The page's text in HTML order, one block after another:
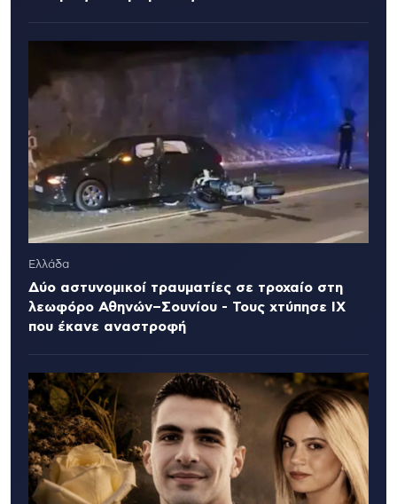
Ελλάδα
Δύο αστυνομικοί τραυματίες σε τροχαίο στη
λεωφόρο Αθηνών–Σουνίου - Τους χτύπησε ΙΧ
που έκανε αναστροφή